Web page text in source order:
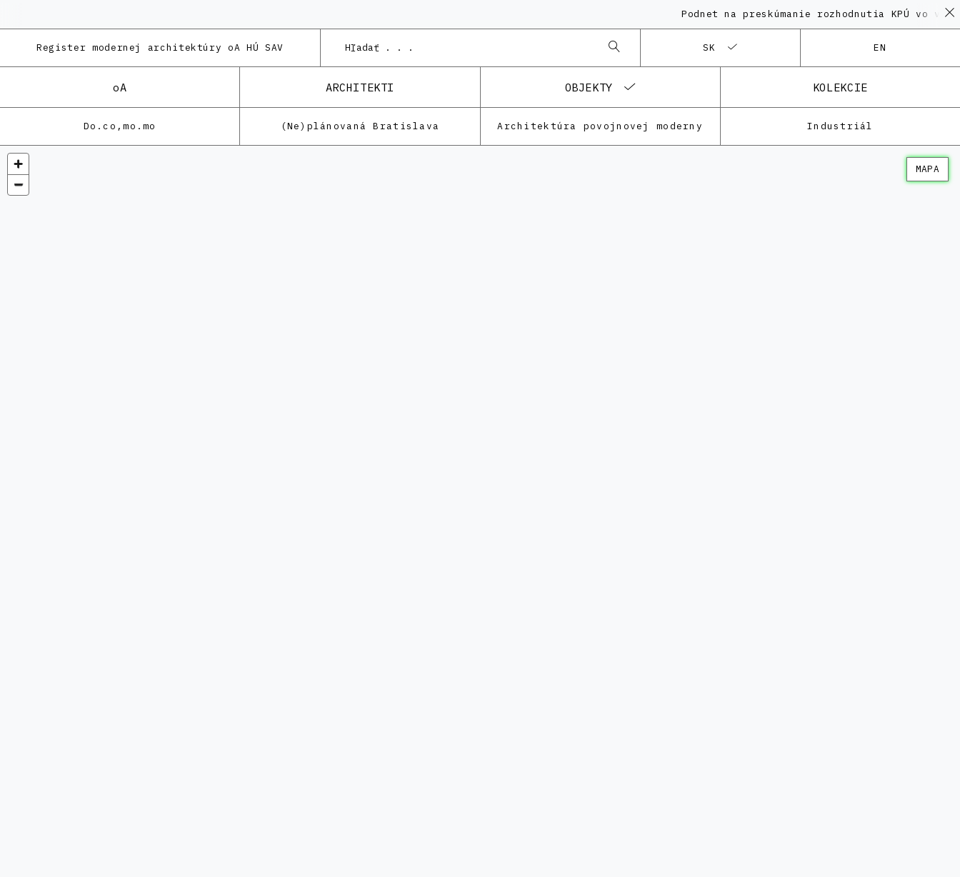
Podnet na preskúmanie rozhodnutia KPÚ vo veci
Register modernej architektúry oA HÚ SAV SK EN
oA ARCHITEKTI OBJEKTY KOLEKCIE
Do.co,mo.mo (Ne)plánovaná Bratislava Architektúra povojnovej moderny Industriál
MAPA